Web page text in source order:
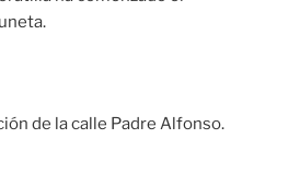
de la calle Padre Alfonso.